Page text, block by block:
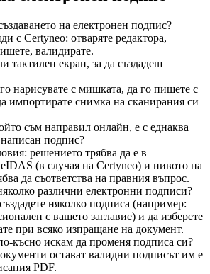
на електронен подпис?
с Certyneo: отваряте редактора,
валидирате.
тактилен екран, за да създадеш
нарисувате с мишката, да го пишете с
импортирате снимка на сканирания си
съм направил онлайн, е с еднаква
подпис?
решението трябва да е в
eIDAS (в случая на Certyneo) и нивото на
да съответства на правния въпрос.
различни електронни подписи?
няколко подписа (например:
с вашето заглавие) и да изберете
при всяко изпращане на документ.
късно искам да променя подписа си?
остават валидни подписът им е
PDF.